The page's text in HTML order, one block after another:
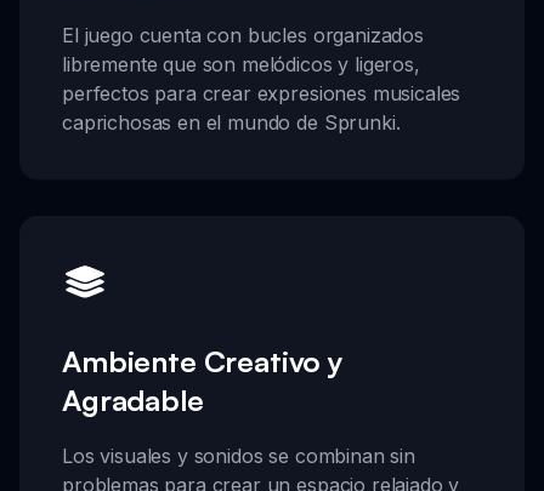
El juego cuenta con bucles organizados
libremente que son melódicos y ligeros,
perfectos para crear expresiones musicales
caprichosas en el mundo de Sprunki.
Ambiente Creativo y
Agradable
Los visuales y sonidos se combinan sin
problemas para crear un espacio relajado y